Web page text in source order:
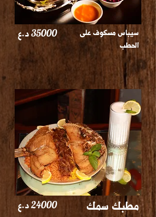
سيباس مسكوف على
الحطب
35000 د.ع
مطبك سمك د.ع